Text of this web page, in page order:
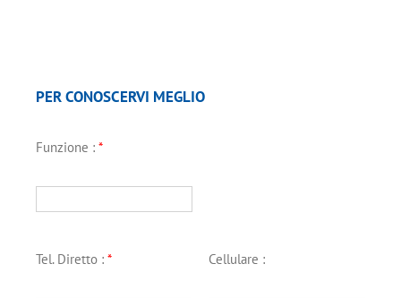
PER CONOSCERVI MEGLIO
Funzione : *
Tel. Diretto : * Cellulare :